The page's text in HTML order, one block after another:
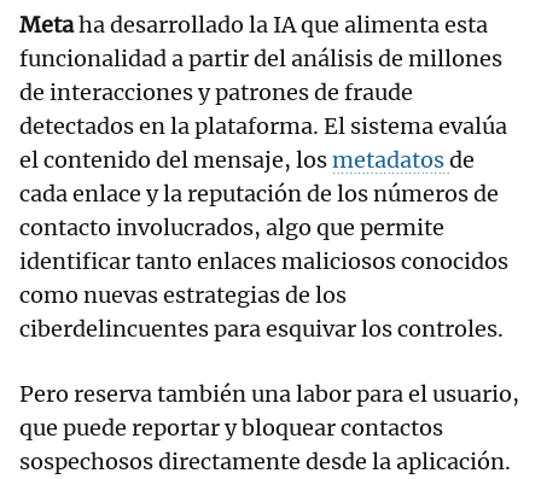
Metaha desarrollado la IA que alimenta esta
funcionalidad a partir del análisis de millones
de interacciones y patrones de fraude
detectados en la plataforma. El sistema evalúa
el contenido del mensaje, losmetadatosde
cada enlace y la reputación de los números de
contacto involucrados, algo que permite
identificar tanto enlaces maliciosos conocidos
como nuevas estrategias de los
ciberdelincuentes para esquivar los controles.
Pero reserva también una labor para el usuario,
que puede reportar y bloquear contactos
sospechosos directamente desde la aplicación.